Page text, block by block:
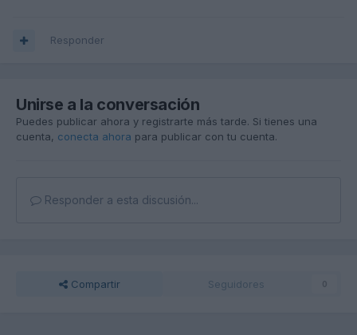
Responder
Unirse a la conversación
Puedes publicar ahora y registrarte más tarde. Si tienes una
cuenta, conecta ahora para publicar con tu cuenta.
Responder a esta discusión...
Compartir Seguidores 0